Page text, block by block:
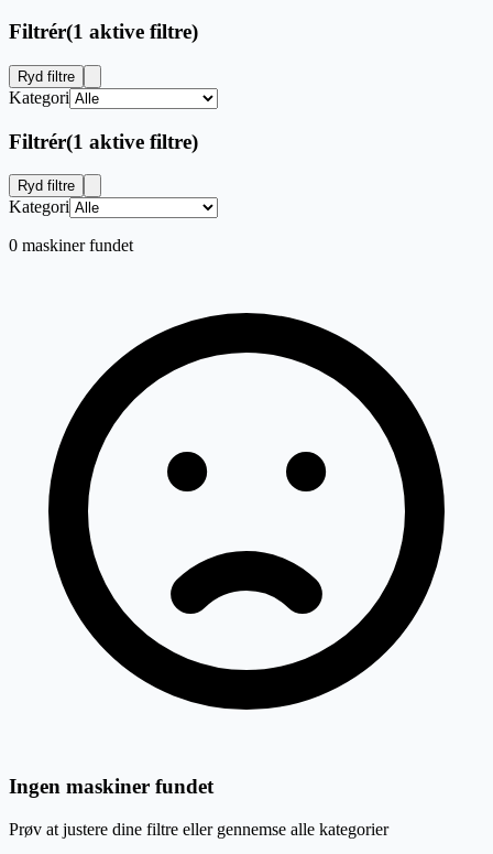
Filtrér(1 aktive filtre)
Ryd filtre
Kategori
Filtrér(1 aktive filtre)
Ryd filtre
Kategori
0 maskiner fundet
Ingen maskiner fundet
Prøv at justere dine filtre eller gennemse alle kategorier